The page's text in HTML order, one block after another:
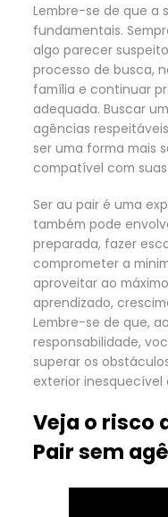
Lembre-se de que a
fundamentais.
algo parecer
processo de busca,
família e continuar
adequada. Buscar
agências
ser uma forma mais
compatível com
Ser au pair é uma
também pode
preparada, fazer
comprometer a
aproveitar ao
aprendizado,
Lembre-se de que,
responsabilidade,
superar os
exterior inesquecível
Veja o risco
Pair sem